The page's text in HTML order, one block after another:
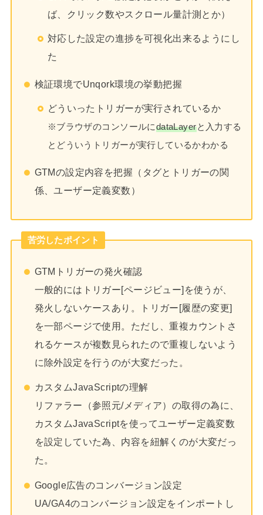
ば、クリック数やスクロール量計測とか）
対応した設定の進捗を可視化出来るようにし
た
検証環境でUnqork環境の挙動把握
どういったトリガーが実行されているか
※ブラウザのコンソールにdataLayerと入力する
とどういうトリガーが実行しているかわかる
GTMの設定内容を把握（タグとトリガーの関
係、ユーザー定義変数）
苦労したポイント
GTMトリガーの発火確認
一般的にはトリガー[ページビュー]を使うが、
発火しないケースあり。トリガー[履歴の変更]
を一部ページで使用。ただし、重複カウントさ
れるケースが複数見られたので重複しないよう
に除外設定を行うのが大変だった。
カスタムJavaScriptの理解
リファラー（参照元/メディア）の取得の為に、
カスタムJavaScriptを使ってユーザー定義変数
を設定していた為、内容を紐解くのが大変だっ
た。
Google広告のコンバージョン設定
UA/GA4のコンバージョン設定をインポートし